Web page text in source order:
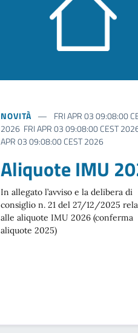
NOVITÀ
FRI APR 03 09:08:00
2026 FRI APR 03 09:08:00 CEST
APR 03 09:08:00 CEST 2026
Aliquote IMU
In allegato l’avviso e la delibera di
consiglio n. 21 del 27/12/2025
alle aliquote IMU 2026 (conferma
aliquote 2025)